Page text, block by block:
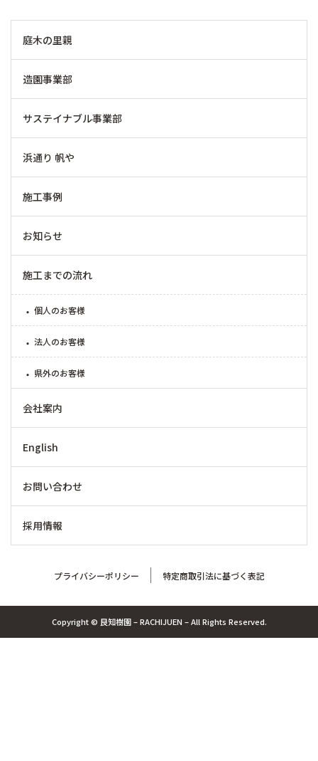
造園事業部
サステイナブル事業部
浜通り 帆や
施工事例
お知らせ
施工までの流れ
個人のお客様
県外のお客様
English
お問い合わせ
採用情報
プライバシーポリシー
Copyright © 良知樹園 – RACHIJUEN – All Rights Reserved.